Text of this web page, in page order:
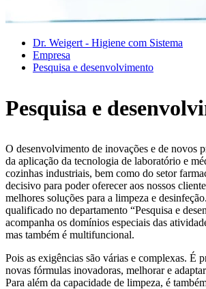
Dr. Weigert - Higiene com Sistema
Empresa
Pesquisa e desenvolvimento
Pesquisa e
O desenvolvimento de inovações e de novos
da aplicação da tecnologia de laboratório e
cozinhas industriais, bem como do setor
decisivo para poder oferecer aos nossos
melhores soluções para a limpeza e
qualificado no departamento “Pesquisa e
acompanha os domínios especiais das
mas também é multifuncional.
Pois as exigências são várias e complexas. É
novas fórmulas inovadoras, melhorar e
Para além da capacidade de limpeza, é